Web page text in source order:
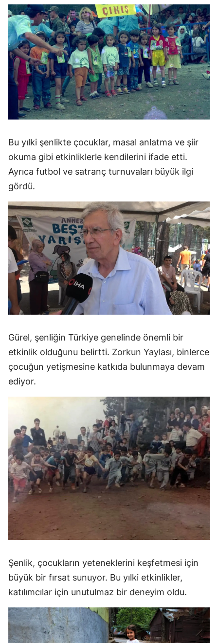
Bu yılki şenlikte çocuklar, masal anlatma ve şiir
okuma gibi etkinliklerle kendilerini ifade etti.
Ayrıca futbol ve satranç turnuvaları büyük ilgi
gördü.
Gürel, şenliğin Türkiye genelinde önemli bir
etkinlik olduğunu belirtti. Zorkun Yaylası, binlerce
çocuğun yetişmesine katkıda bulunmaya devam
ediyor.
Şenlik, çocukların yeteneklerini keşfetmesi için
büyük bir fırsat sunuyor. Bu yılki etkinlikler,
katılımcılar için unutulmaz bir deneyim oldu.